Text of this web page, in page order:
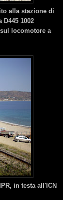
alla stazione di
1002
locomotore a
in testa all'ICN